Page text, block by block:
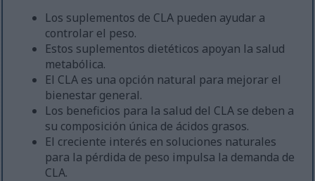
Los suplementos de CLA pueden ayudar a
controlar el peso.
Estos suplementos dietéticos apoyan la salud
metabólica.
El CLA es una opción natural para mejorar el
bienestar general.
Los beneficios para la salud del CLA se deben a
su composición única de ácidos grasos.
El creciente interés en soluciones naturales
para la pérdida de peso impulsa la demanda de
CLA.